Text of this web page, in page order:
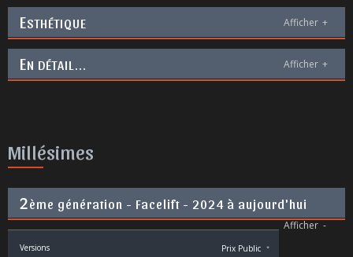
ESTHÉTIQUE Afficher +
EN DÉTAIL... Afficher +
Millésimes
2ème génération - Facelift - 2024 à aujourd'hui
Afficher -
Versions Prix Public *